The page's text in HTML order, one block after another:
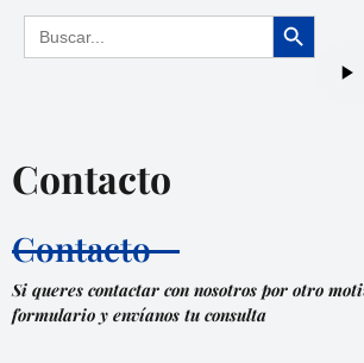
Buscar: Botón de
Contacto
Contacto
Si queres contactar con nosotros por otro
formulario y envíanos tu consulta